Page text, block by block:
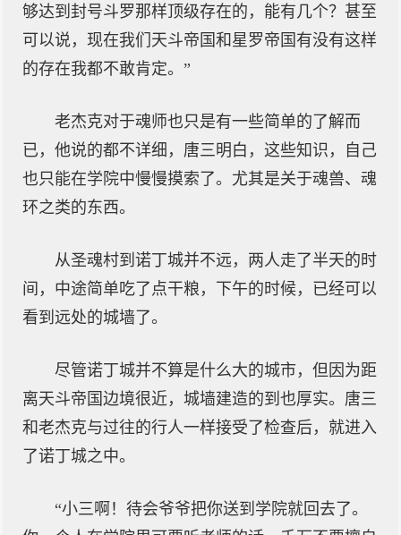
够达到封号斗罗那样顶级存在的，能有几个？甚至
可以说，现在我们天斗帝国和星罗帝国有没有这样
的存在我都不敢肯定。”
老杰克对于魂师也只是有一些简单的了解而
已，他说的都不详细，唐三明白，这些知识，自己
也只能在学院中慢慢摸索了。尤其是关于魂兽、魂
环之类的东西。
从圣魂村到诺丁城并不远，两人走了半天的时
间，中途简单吃了点干粮，下午的时候，已经可以
看到远处的城墙了。
尽管诺丁城并不算是什么大的城市，但因为距
离天斗帝国边境很近，城墙建造的到也厚实。唐三
和老杰克与过往的行人一样接受了检查后，就进入
了诺丁城之中。
“小三啊！待会爷爷把你送到学院就回去了。